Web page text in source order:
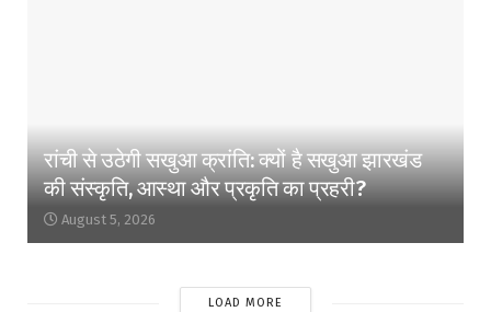
रांची से उठेगी सखुआ क्रांति: क्यों है सखुआ झारखंड
की संस्कृति, आस्था और प्रकृति का प्रहरी?
August 5, 2026
LOAD MORE